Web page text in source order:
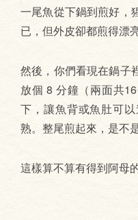
一尾魚從下鍋到煎好，
已，但外皮卻都煎得漂
然後，你們看現在鍋子
放個 8 分鐘（兩面共
下，讓魚背或魚肚可
熟。整尾煎起來，是不
這樣算不算有得到阿母